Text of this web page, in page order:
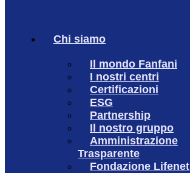
Chi siamo
Il mondo Fanfani
I nostri centri
Certificazioni
ESG
Partnership
Il nostro gruppo
Amministrazione
Trasparente
Fondazione Lifenet